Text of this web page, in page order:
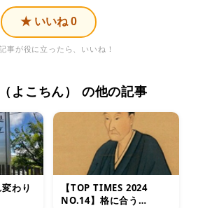
★ いいね 0
事が役に立ったら、いいね！
よこちん） の他の記事
わり
【TOP TIMES 2024
NO.14】格に合う…